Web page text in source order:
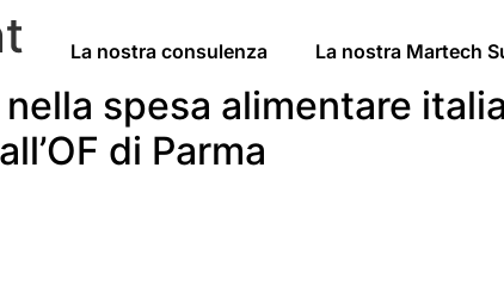
La nostra consulenza La nostra Martech
spesa alimentare
di Parma